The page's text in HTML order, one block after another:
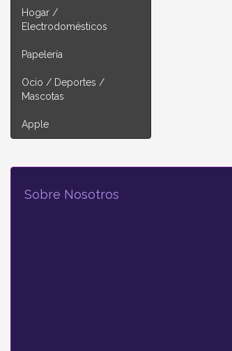
Hogar /
Electrodomésticos
Papelería
Ocio / Deportes /
Mascotas
Apple
Sobre Nosotros